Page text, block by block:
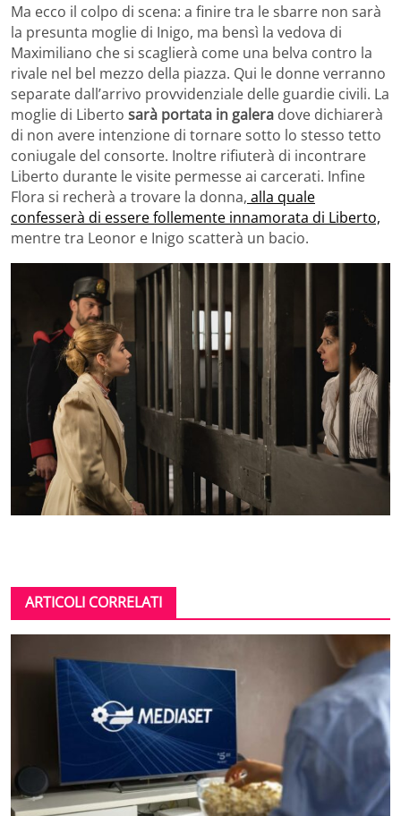
Ma ecco il colpo di scena: a finire tra le sbarre non sarà
la presunta moglie di Inigo, ma bensì la vedova di
Maximiliano che si scaglierà come una belva contro la
rivale nel bel mezzo della piazza. Qui le donne verranno
separate dall’arrivo provvidenziale delle guardie civili. La
moglie di Liberto sarà portata in galera dove dichiarerà
di non avere intenzione di tornare sotto lo stesso tetto
coniugale del consorte. Inoltre rifiuterà di incontrare
Liberto durante le visite permesse ai carcerati. Infine
Flora si recherà a trovare la donna, alla quale
confesserà di essere follemente innamorata di Liberto,
mentre tra Leonor e Inigo scatterà un bacio.
ARTICOLI CORRELATI